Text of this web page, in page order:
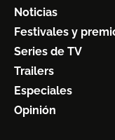
Noticias
Festivales y
Series de TV
Trailers
Especiales
Opinión